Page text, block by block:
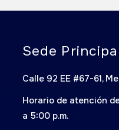
Sede
Calle 92 EE #67-61,
Horario de atención
a 5:00 p.m.